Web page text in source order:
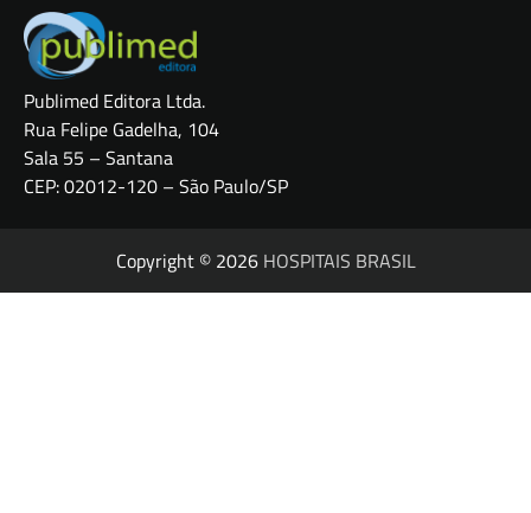
Publimed Editora Ltda.
Rua Felipe Gadelha, 104
Sala 55 – Santana
CEP: 02012-120 – São Paulo/SP
Copyright © 2026 HOSPITAIS BRASIL